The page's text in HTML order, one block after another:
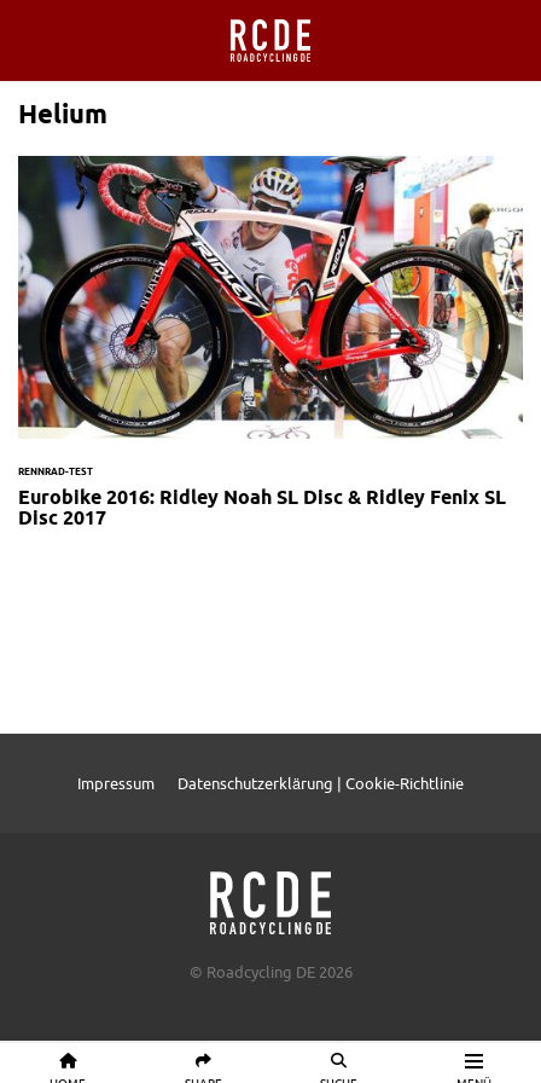
Helium
RENNRAD-TEST
Eurobike 2016: Ridley Noah SL Disc & Ridley Fenix SL
Disc 2017
Impressum Datenschutzerklärung | Cookie-Richtlinie
© Roadcycling DE 2026